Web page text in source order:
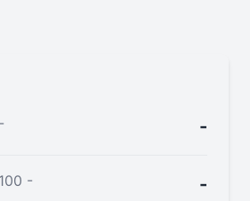
- -
- -